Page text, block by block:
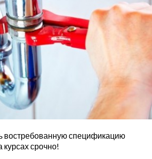
востребованную спецификацию
курсах срочно!